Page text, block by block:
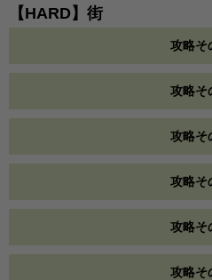
【HARD】街
攻略そ
攻略そ
攻略そ
攻略そ
攻略そ
攻略そ